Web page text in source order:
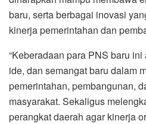
baru, serta berbagai inovasi
kinerja pemerintahan dan
“Keberadaan para PNS baru
ide, dan semangat baru dalam
pemerintahan, pembangunan,
masyarakat. Sekaligus
perangkat daerah agar kinerja